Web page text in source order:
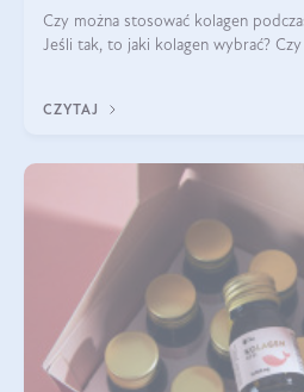
Czy można stosować kolagen
Jeśli tak, to jaki kolagen wybrać?
CZYTAJ